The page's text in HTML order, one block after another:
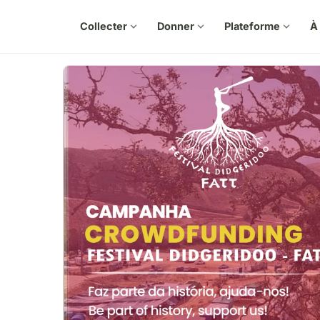
Collecter expand_more Donner expand_more Plateforme expand_more À